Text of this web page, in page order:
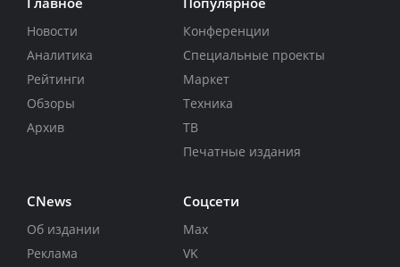
Новости
Аналитика
Рейтинги
Обзоры
Архив
Конференции
Специальные проекты
Маркет
Техника
ТВ
Печатные издания
CNews
Об издании
Реклама
Соцсети
Max
VK